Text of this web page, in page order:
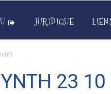
JURIDIQUE
23